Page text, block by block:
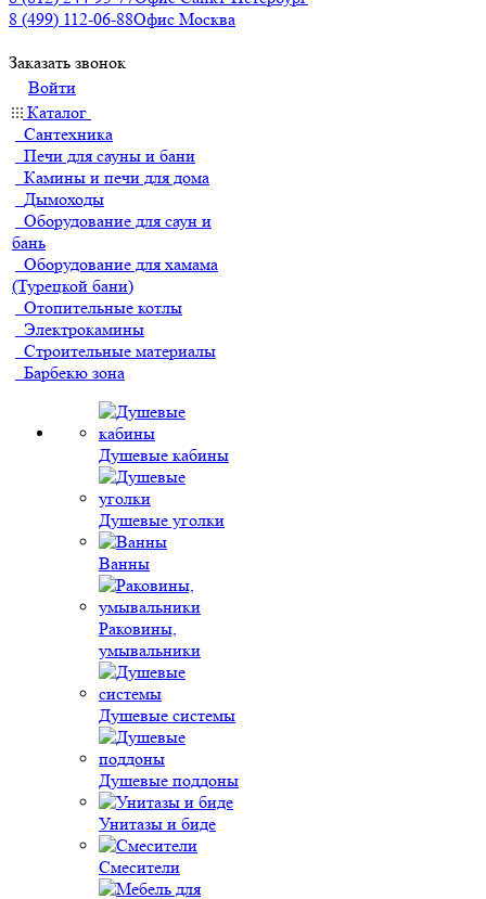
8 (499) 112-06-88Офис Москва
Заказать звонок
Войти
Каталог
Сантехника
Печи для сауны и бани
Камины и печи для дома
Дымоходы
Оборудование для саун и
бань
Оборудование для хамама
(Турецкой бани)
Отопительные котлы
Электрокамины
Строительные материалы
Барбекю зона
Душевые кабины
Душевые уголки
Ванны
Раковины,
умывальники
Душевые системы
Душевые поддоны
Унитазы и биде
Смесители